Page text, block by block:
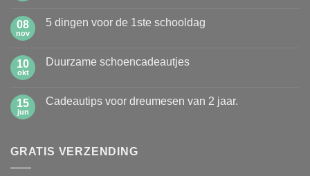
Hoe
kinderen
zelf
08
nov
5 dingen voor de 1ste schooldag
5
1ste
schooldag
10
okt
Duurzame schoencadeautjes
Duurzame
15
jun
Cadeautips voor dreumesen van 2 jaar.
voor
GRATIS VERZENDING